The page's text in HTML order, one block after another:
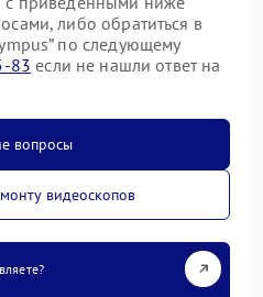
либо обратиться в
по следующему
83 если не нашли ответ на
вопросы
видеоскопов